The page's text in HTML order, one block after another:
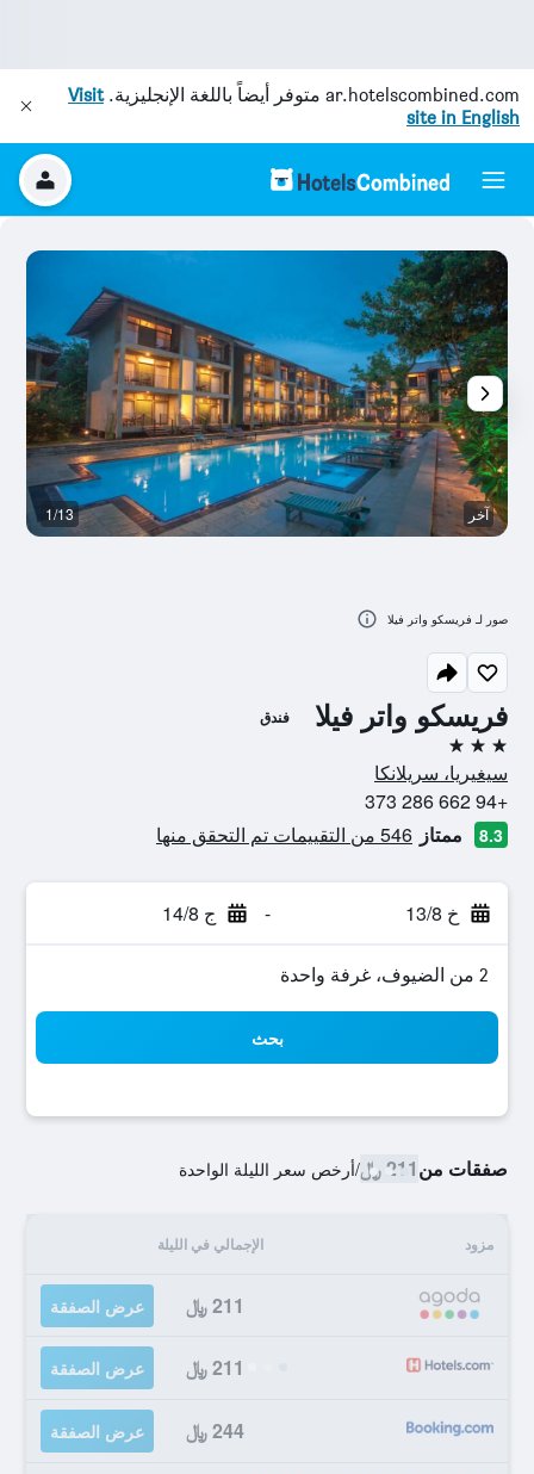
ar.hotelscombined.com متوفر أيضاً باللغة الإنجليزية.Visit
site in English
فريسكو واتر فيلا فندق
3 نجوم
سيغيريا، سريلانكا
+94 662 286 373
8.3 ممتاز 546 من التقييمات تم التحقق منها
خ 13/8 - ج 14/8
2 من الضيوف، غرفة واحدة
بحث
صفقات من211 ﷼ /أرخص سعر الليلة الواحدة
مزود الإجمالي في الليلة
211 ﷼ عرض الصفقة
211 ﷼ عرض الصفقة
244 ﷼ عرض الصفقة
آخر 1/13
صور لـ فريسكو واتر فيلا